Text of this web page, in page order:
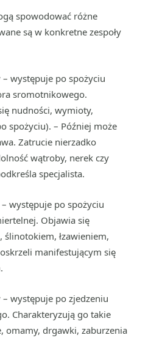
spowodować różne
są w konkretne zespoły
– występuje po spożyciu
sromotnikowego.
nudności, wymioty,
spożyciu). – Później może
Zatrucie nierzadko
wątroby, nerek czy
specjalista.
– występuje po spożyciu
Objawia się
łzawieniem,
manifestującym się
– występuje po zjedzeniu
Charakteryzują go takie
omamy, drgawki, zaburzenia